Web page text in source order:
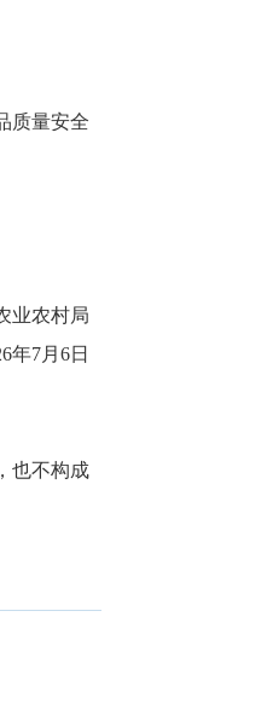
质量安全
业农村局
年7月6日
也不构成